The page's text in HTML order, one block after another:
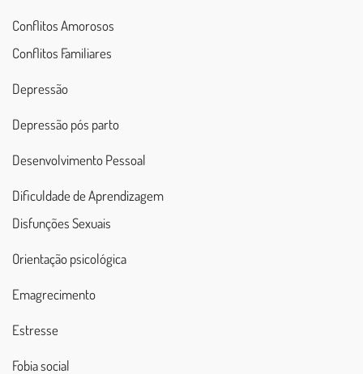
Conflitos Amorosos
Conflitos Familiares
Depressão
Depressão pós parto
Desenvolvimento Pessoal
Dificuldade de Aprendizagem
Disfunções Sexuais
Orientação psicológica
Emagrecimento
Estresse
Fobia social